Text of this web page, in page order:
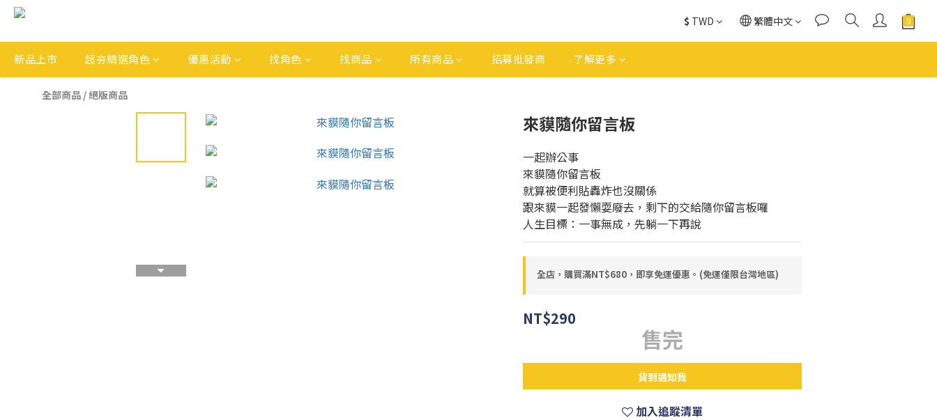
$ TWD 繁體中文
新品上市 超夯精選角色 優惠活動 找角色 找商品 所有商品 招募批發商 了解更多
全部商品 /絕版商品
來貘隨你留言板
一起辦公事
來貘隨你留言板
就算被便利貼轟炸也沒關係
跟來貘一起發懶耍廢去，剩下的交給隨你留言板囉
人生目標：一事無成，先躺一下再說
全店，購買滿NT$680，即享免運優惠。(免運僅限台灣地區)
NT$290
售完
貨到通知我
加入追蹤清單